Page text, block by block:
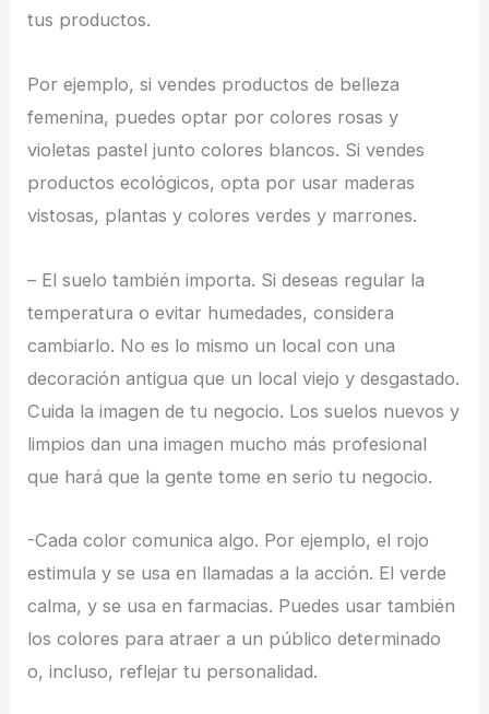
tus productos.
Por ejemplo, si vendes productos de belleza
femenina, puedes optar por colores rosas y
violetas pastel junto colores blancos. Si vendes
productos ecológicos, opta por usar maderas
vistosas, plantas y colores verdes y marrones.
– El suelo también importa. Si deseas regular la
temperatura o evitar humedades, considera
cambiarlo. No es lo mismo un local con una
decoración antigua que un local viejo y desgastado.
Cuida la imagen de tu negocio. Los suelos nuevos y
limpios dan una imagen mucho más profesional
que hará que la gente tome en serio tu negocio.
-Cada color comunica algo. Por ejemplo, el rojo
estimula y se usa en llamadas a la acción. El verde
calma, y se usa en farmacias. Puedes usar también
los colores para atraer a un público determinado
o, incluso, reflejar tu personalidad.